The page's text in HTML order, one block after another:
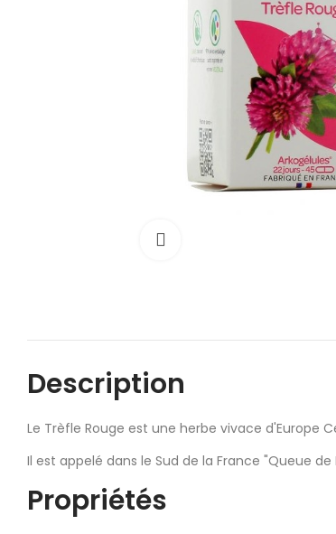
Description
Le Trèfle Rouge est une herbe vivace d'Europe
Il est appelé dans le Sud de la France "Queue de
Propriétés